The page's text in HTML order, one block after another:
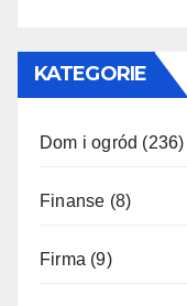
KATEGORIE
Dom i ogród (236)
Finanse (8)
Firma (9)